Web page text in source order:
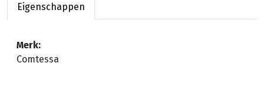
Eigenschappen
Merk:
Comtessa